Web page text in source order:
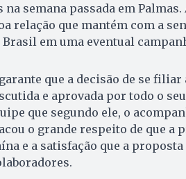
semana passada em Palmas.
relação que mantém com a
em uma eventual
que a decisão de se
e aprovada por todo o
que segundo ele, o
o grande respeito de que a
e a satisfação que a